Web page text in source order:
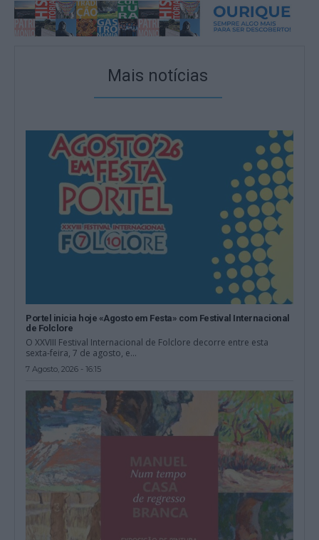
Mais notícias
Portel inicia hoje «Agosto em Festa» com Festival Internacional
de Folclore
O XXVIII Festival Internacional de Folclore decorre entre esta
sexta-feira, 7 de agosto, e...
7 Agosto, 2026 - 16:15